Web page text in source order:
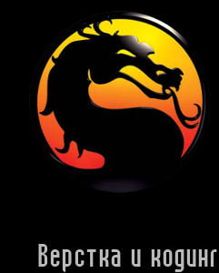
Верстка и кодинг